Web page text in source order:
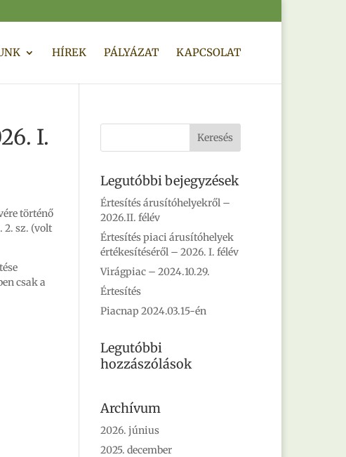
HÍREK PÁLYÁZAT KAPCSOLAT
I.
történő
2. sz. (volt
csak a
Legutóbbi bejegyzések
Értesítés árusítóhelyekről –
2026.II. félév
Értesítés piaci árusítóhelyek
értékesítéséről – 2026. I. félév
Virágpiac – 2024.10.29.
Értesítés
Piacnap 2024.03.15-én
Legutóbbi
hozzászólások
Archívum
2026. június
2025. december